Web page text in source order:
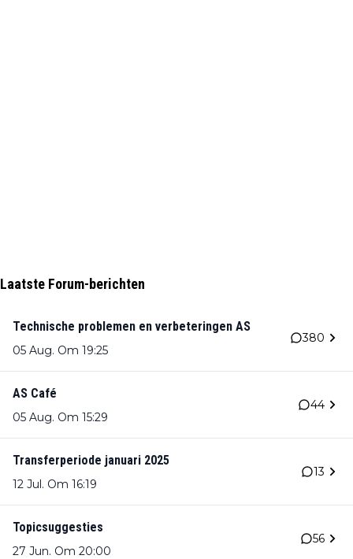
Laatste Forum-berichten
Technische problemen en verbeteringen AS
05 Aug. Om 19:25
380
AS Café
05 Aug. Om 15:29
44
Transferperiode januari 2025
12 Jul. Om 16:19
13
Topicsuggesties
27 Jun. Om 20:00
56